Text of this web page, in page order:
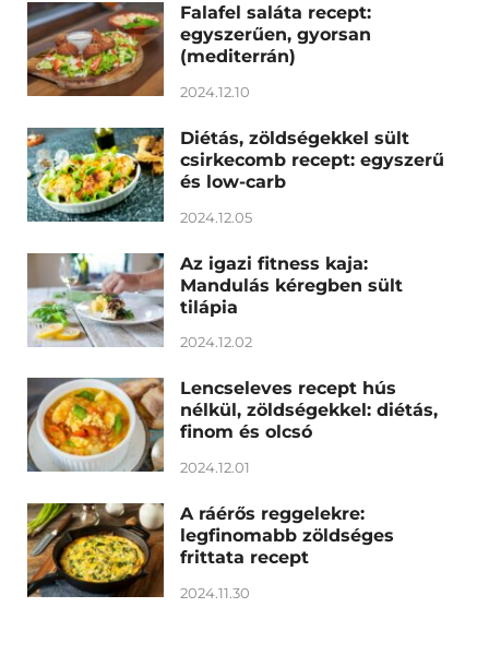
Falafel saláta recept:
egyszerűen, gyorsan
(mediterrán)
2024.12.10
Diétás, zöldségekkel sült
csirkecomb recept: egyszerű
és low-carb
2024.12.05
Az igazi fitness kaja:
Mandulás kéregben sült
tilápia
2024.12.02
Lencseleves recept hús
nélkül, zöldségekkel: diétás,
finom és olcsó
2024.12.01
A ráérős reggelekre:
legfinomabb zöldséges
frittata recept
2024.11.30